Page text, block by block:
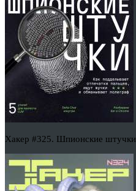
Хакер #325. Шпионские штучки